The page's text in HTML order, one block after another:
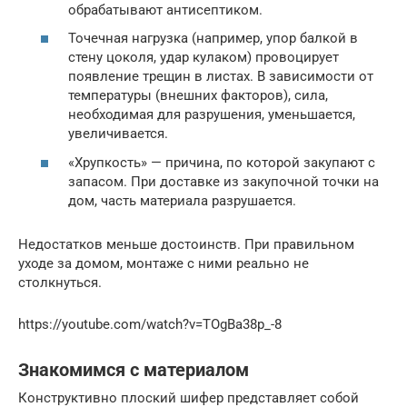
обрабатывают антисептиком.
Точечная нагрузка (например, упор балкой в
стену цоколя, удар кулаком) провоцирует
появление трещин в листах. В зависимости от
температуры (внешних факторов), сила,
необходимая для разрушения, уменьшается,
увеличивается.
«Хрупкость» — причина, по которой закупают с
запасом. При доставке из закупочной точки на
дом, часть материала разрушается.
Недостатков меньше достоинств. При правильном
уходе за домом, монтаже с ними реально не
столкнуться.
https://youtube.com/watch?v=TOgBa38p_-8
Знакомимся с материалом
Конструктивно плоский шифер представляет собой